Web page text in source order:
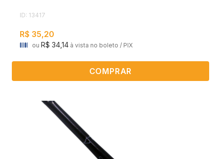
ID: 13417
R$ 35,20
ou R$ 34,14 à vista no boleto / PIX
COMPRAR